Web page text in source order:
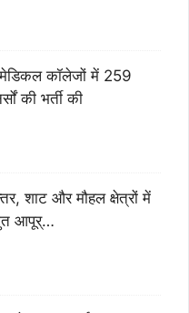
मेडिकल कॉलेजों में 259
की भर्ती की
शाट और मौहल क्षेत्रों में
आपूर्…